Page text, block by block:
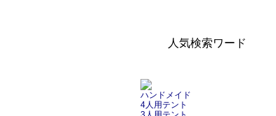
人気検索ワード
ハンドメイド
4人用テント